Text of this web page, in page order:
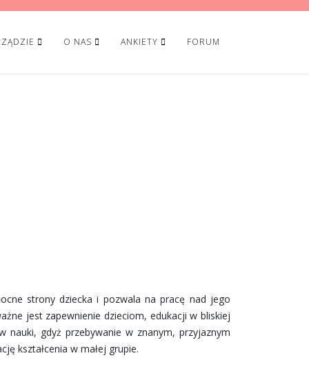
O NAS ANKIETY FORUM
strony dziecka i pozwala na pracę nad jego
jest zapewnienie dzieciom, edukacji w bliskiej
nauki, gdyż przebywanie w znanym, przyjaznym
kształcenia w małej grupie.